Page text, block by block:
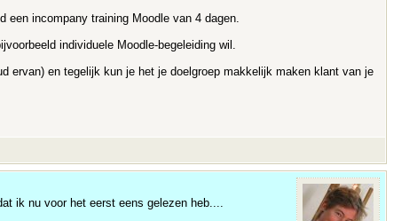
een incompany training Moodle van 4 dagen.
individuele Moodle-begeleiding wil.
ervan) en tegelijk kun je het je doelgroep makkelijk maken klant van je
ik nu voor het eerst eens gelezen heb....